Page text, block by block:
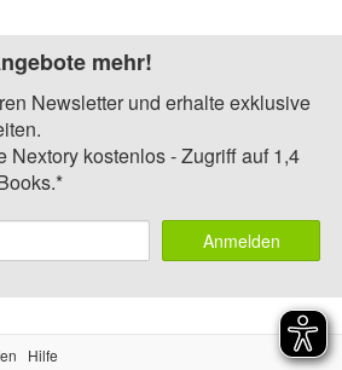
mehr!
Newsletter und erhalte exklusive
Nextory kostenlos - Zugriff auf 1,4
Anmelden
Hilfe